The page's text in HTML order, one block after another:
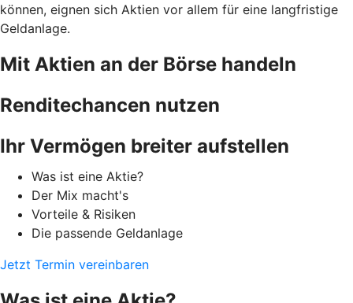
können, eignen sich Aktien vor allem für eine langfristige
Geldanlage.
Mit Aktien an der Börse handeln
Renditechancen nutzen
Ihr Vermögen breiter aufstellen
Was ist eine Aktie?
Der Mix macht's
Vorteile & Risiken
Die passende Geldanlage
Jetzt Termin vereinbaren